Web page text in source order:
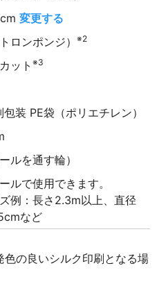
変更する
ロンポンジ）※2
ット※3
装 PE袋（ポリエチレン）
ルを通す輪）
ルで使用できます。
例：長さ2.3m以上、直径
など
の良いシルク印刷となる場